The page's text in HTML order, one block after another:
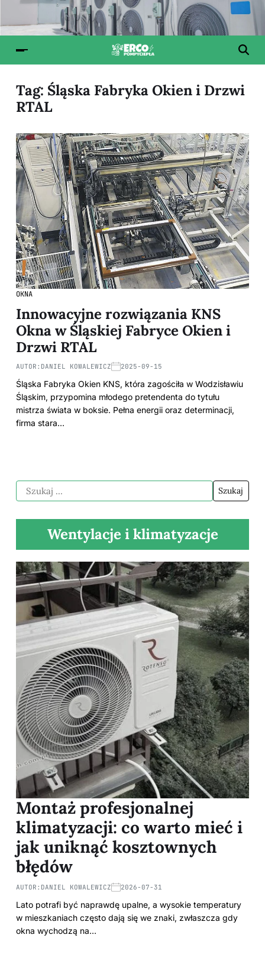
Tag: Śląska Fabryka Okien i Drzwi
RTAL
OKNA
Innowacyjne rozwiązania KNS
Okna w Śląskiej Fabryce Okien i
Drzwi RTAL
AUTOR: DANIEL KOWALEWICZ 2025-09-15
Śląska Fabryka Okien KNS, która zagościła w Wodzisławiu
Śląskim, przypomina młodego pretendenta do tytułu
mistrza świata w boksie. Pełna energii oraz determinacji,
firma stara…
Wentylacje i klimatyzacje
Montaż profesjonalnej
klimatyzacji: co warto mieć i
jak uniknąć kosztownych
błędów
AUTOR: DANIEL KOWALEWICZ 2026-07-31
Lato potrafi być naprawdę upalne, a wysokie temperatury
w mieszkaniach często dają się we znaki, zwłaszcza gdy
okna wychodzą na…